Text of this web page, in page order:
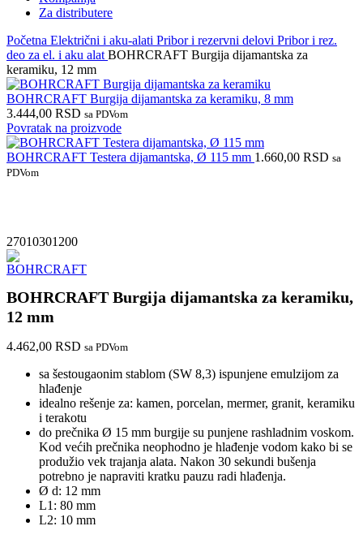
Za distributere
Početna Električni i aku-alati Pribor i rezervni delovi Pribor i rez.
deo za el. i aku alat BOHRCRAFT Burgija dijamantska za
keramiku, 12 mm
BOHRCRAFT Burgija dijamantska za keramiku, 8 mm
3.444,00 RSD sa PDVom
Povratak na proizvode
BOHRCRAFT Testera dijamantska, Ø 115 mm 1.660,00 RSD sa
PDVom
27010301200
BOHRCRAFT Burgija dijamantska za keramiku,
12 mm
4.462,00 RSD sa PDVom
sa šestougaonim stablom (SW 8,3) ispunjene emulzijom za
hlađenje
idealno rešenje za: kamen, porcelan, mermer, granit, keramiku
i terakotu
do prečnika Ø 15 mm burgije su punjene rashladnim voskom.
Kod većih prečnika neophodno je hlađenje vodom kako bi se
produžio vek trajanja alata. Nakon 30 sekundi bušenja
potrebno je napraviti kratku pauzu radi hlađenja.
Ø d: 12 mm
L1: 80 mm
L2: 10 mm